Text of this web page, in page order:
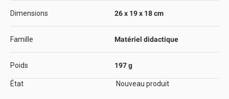
Dimensions 26 x 19 x 18 cm
Famille Matériel didactique
Poids 197 g
État Nouveau produit